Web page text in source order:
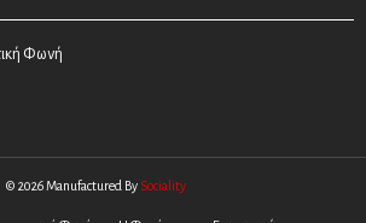
Φωνή
© 2026 Manufactured By Sociality